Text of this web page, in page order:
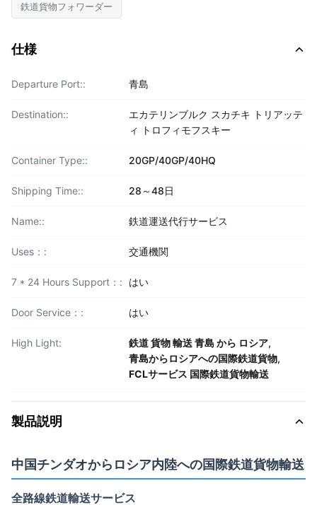
鉄道貨物フォワーダー
仕様
Departure Port:: 青島
Destination::
エカテリンブルク スカチキ トリアッテ
ィ トロフィモフスキー
Container Type:: 20GP/40GP/40HQ
Shipping Time:: 28～48日
Name:: 鉄道運送代行サービス
Uses：: 交通機関
7 * 24 Hours Support：: はい
Door Service：: はい
High Light: 鉄道 貨物 輸送 青島 から ロシア,
青島からロシアへの国際鉄道貨物,
FCLサービス 国際鉄道貨物輸送
製品説明
中国チンダオからロシア内陸への国際鉄道貨物輸送
全路線鉄道輸送サービス